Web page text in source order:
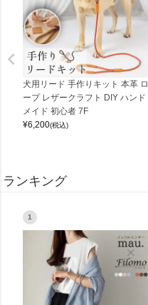
犬用リード 手作りキット 本革 ロ
ープ レザークラフト DIY ハンド
メイド 初心者 7F
¥6,200(税込)
ランキング
1